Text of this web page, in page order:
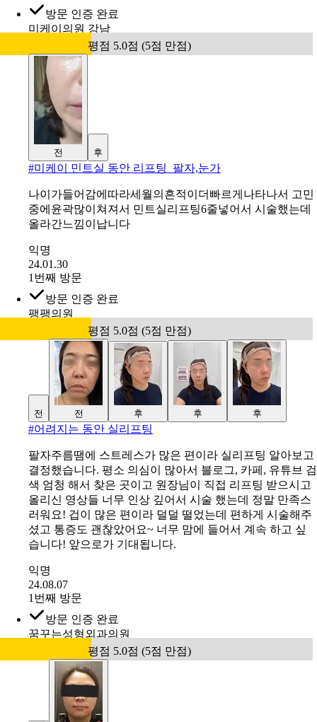
방문 인증 완료
미케이의원 강남
평점 5.0점 (5점 만점)
전 후
#미케이 민트실 동안 리프팅_팔자,눈가
나이가들어감에따라세월의흔적이더빠르게나타나서 고민
중에윤곽많이쳐져서 민트실리프팅6줄넣어서 시술했는데
올라간느낌이납니다
익명
24.01.30
1번째 방문
방문 인증 완료
팽팽의원
평점 5.0점 (5점 만점)
전 전 후 후 후
#어려지는 동안 실리프팅
팔자주름땜에 스트레스가 많은 편이라 실리프팅 알아보고
결정했습니다. 평소 의심이 많아서 블로그, 카페, 유튜브 검
색 엄청 해서 찾은 곳이고 원장님이 직접 리프팅 받으시고
올리신 영상들 너무 인상 깊어서 시술 했는데 정말 만족스
러워요! 겁이 많은 편이라 덜덜 떨었는데 편하게 시술해주
셨고 통증도 괜찮았어요~ 너무 맘에 들어서 계속 하고 싶
습니다! 앞으로가 기대됩니다.
익명
24.08.07
1번째 방문
방문 인증 완료
꿈꾸는성형외과의원
평점 5.0점 (5점 만점)